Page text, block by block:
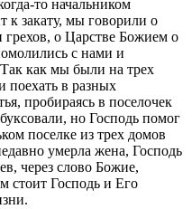
то начальником
к закату, мы говорили о
о Царстве Божием о
с нами и
как мы были на трех
поехать в разных
пробираясь в поселочек
но Господь помог
поселке из трех домов
умерла жена, Господь
через слово Божие,
стоит Господь и Его